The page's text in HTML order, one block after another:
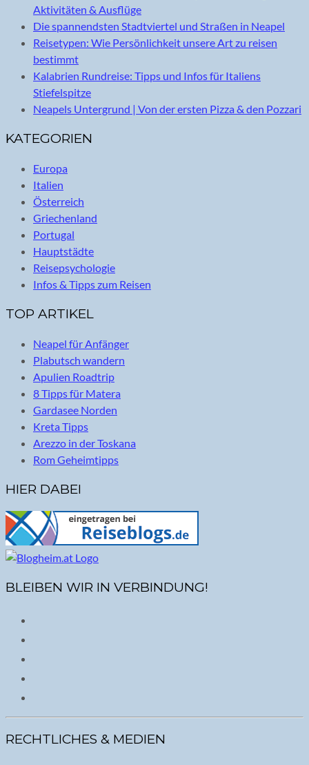
Aktivitäten & Ausflüge
Die spannendsten Stadtviertel und Straßen in Neapel
Reisetypen: Wie Persönlichkeit unsere Art zu reisen
bestimmt
Kalabrien Rundreise: Tipps und Infos für Italiens
Stiefelspitze
Neapels Untergrund | Von der ersten Pizza & den Pozzari
KATEGORIEN
Europa
Italien
Österreich
Griechenland
Portugal
Hauptstädte
Reisepsychologie
Infos & Tipps zum Reisen
TOP ARTIKEL
Neapel für Anfänger
Plabutsch wandern
Apulien Roadtrip
8 Tipps für Matera
Gardasee Norden
Kreta Tipps
Arezzo in der Toskana
Rom Geheimtipps
HIER DABEI
BLEIBEN WIR IN VERBINDUNG!
RECHTLICHES & MEDIEN